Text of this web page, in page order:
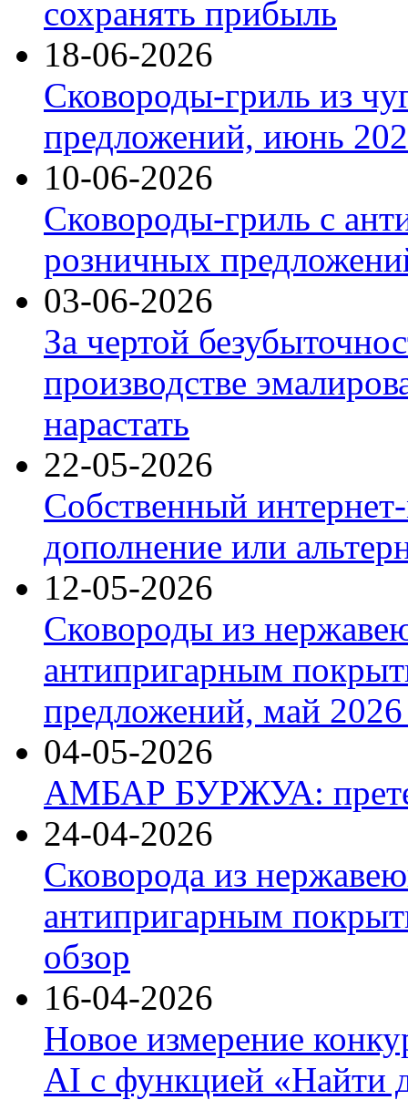
сохранять прибыль
18-06-2026
Сковороды-гриль из
предложений, июнь
10-06-2026
Сковороды-гриль с
розничных
03-06-2026
За чертой
производстве
нарастать
22-05-2026
Собственный
дополнение или
12-05-2026
Сковороды из
антипригарным
предложений, май 2026
04-05-2026
АМБАР БУРЖУА:
24-04-2026
Сковорода из
антипригарным
обзор
16-04-2026
Новое измерение
AI с функцией «Найти